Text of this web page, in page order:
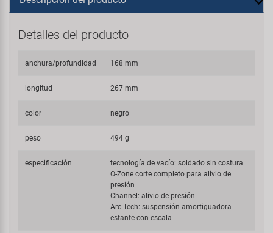
Detalles del producto
anchura/profundidad 168 mm
longitud 267 mm
color negro
peso 494 g
especificación
tecnología de vacío: soldado sin costura
O-Zone corte completo para alivio de
presión
Channel: alivio de presión
Arc Tech: suspensión amortiguadora
estante con escala